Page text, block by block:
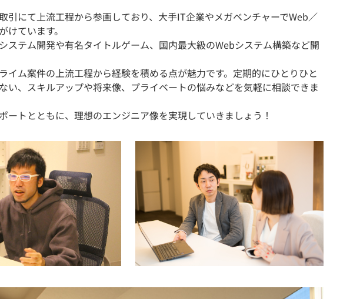
引にて上流工程から参画しており、大手IT企業やメガベンチャーでWeb／
けています。
ステム開発や有名タイトルゲーム、国内最大級のWebシステム構築など開
イム案件の上流工程から経験を積める点が魅力です。定期的にひとりひと
い、スキルアップや将来像、プライベートの悩みなどを気軽に相談できま
ートとともに、理想のエンジニア像を実現していきましょう！